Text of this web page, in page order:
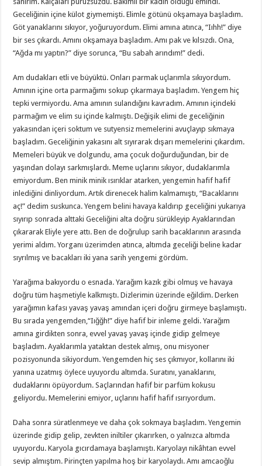
Geceliğinin içine külot giymemişti. Elimle götünü okşamaya başladım.
Göt yanaklarını sıkıyor, yoğuruyordum. Elimi amına atınca, “Iıhh!” diye
bir ses çıkardı. Amını okşamaya başladım. Amı pak ve kılsızdı. Ona,
“Ağda mı yaptın?” diye sorunca, “Bu sabah arındım!” dedi.
Am dudakları etli ve büyüktü. Onları parmak uçlarımla sıkıyordum.
Amının içine orta parmağımı sokup çıkarmaya başladım. Yengem hiç
tepki vermiyordu. Ama amının sulandığını kavradım. Amının içindeki
parmağım ve elim su içinde kalmıştı. Değişik elimi de geceliğinin
yakasından içeri soktum ve sutyensiz memelerini avuçlayıp sıkmaya
başladım. Geceliğinin yakasını alt sıyırarak dışarı memelerini çıkardım.
Memeleri büyük ve dolgundu, ama çocuk doğurduğundan, bir de
yaşından dolayı sarkmışlardı. Meme uçlarını sıkıyor, dudaklarımla
emiyordum. Ben minik minik ısırıklar atarken, yengemin hafif hafif
inlediğini dinliyordum. Artık direnecek halim kalmamıştı, “Bacaklarını
aç!” dedim suskunca. Yengem belini havaya kaldırıp geceliğini yukarıya
sıyırıp sonrada alttaki Geceliğini alta doğru sürükleyip Ayaklarından
çıkararak Eliyle yere attı. Ben de doğrulup sarih bacaklarının arasında
yerimi aldım. Yorganı üzerimden atınca, altımda geceliği beline kadar
sıyrılmış ve bacakları iki yana sarih yengemi gördüm.
Yarağıma bakıyordu o esnada. Yarağım kazık gibi olmuş ve havaya
doğru tüm haşmetiyle kalkmıştı. Dizlerimin üzerinde eğildim. Derken
yarağımın kafası yavaş yavaş amından içeri doğru girmeye başlamıştı.
Bu sırada yengemden,“Iığğh!” diye hafif bir inleme geldi. Yarağım
amına girdikten sonra, evvel yavaş yavaş içinde gidip gelmeye
başladım. Ayaklarımla yataktan destek almış, onu misyoner
pozisyonunda sikiyordum. Yengemden hiç ses çıkmıyor, kollarını iki
yanına uzatmış öylece uyuyordu altımda. Suratını, yanaklarını,
dudaklarını öpüyordum. Saçlarından hafif bir parfüm kokusu
geliyordu. Memelerini emiyor, uçlarını hafif hafif ısırıyordum.
Daha sonra süratlenmeye ve daha çok sokmaya başladım. Yengemin
üzerinde gidip gelip, zevkten iniltiler çıkarırken, o yalnızca altımda
uyuyordu. Karyola gıcırdamaya başlamıştı. Karyolayı nikâhtan evvel
sevip almıştım. Pirinçten yapılma hoş bir karyolaydı. Amı amcaoğlu